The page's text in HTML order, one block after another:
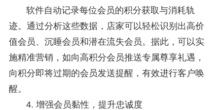
软件自动记录每位会员的积分获取与消耗轨
迹。通过分析这些数据，店家可以轻松识别出高价
值会员、沉睡会员和潜在流失会员。据此，可以实
施精准营销，如向高积分会员推送专属尊享礼遇，
向积分即将过期的会员发送提醒，有效进行客户唤
醒。
4. 增强会员黏性，提升忠诚度